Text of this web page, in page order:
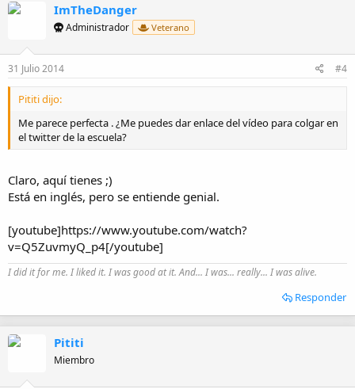
ImTheDanger
Administrador Veterano
31 Julio 2014 #4
Pititi dijo:
Me parece perfecta . ¿Me puedes dar enlace del vídeo para colgar en
el twitter de la escuela?
Claro, aquí tienes ;)
Está en inglés, pero se entiende genial.
[youtube]https://www.youtube.com/watch?
v=Q5ZuvmyQ_p4[/youtube]
I did it for me. I liked it. I was good at it. And... I was... really... I was alive.
Responder
Pititi
Miembro